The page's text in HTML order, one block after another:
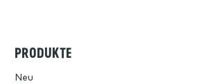
PRODUKTE
Neu